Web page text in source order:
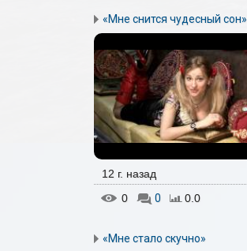
«Мне снится чудесный сон»
12 г. назад
0
0 0.0
«Мне стало скучно»